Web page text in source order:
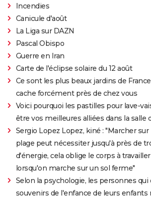
Incendies
Canicule d'août
La Liga sur DAZN
Pascal Obispo
Guerre en Iran
Carte de l'éclipse solaire du 12 août
Ce sont les plus beaux jardins de
cache forcément près de chez vous
Voici pourquoi les pastilles pour lave-
être vos meilleures alliées dans la salle
Sergio Lopez Lopez, kiné : "Marcher sur
plage peut nécessiter jusqu'à près de
d'énergie, cela oblige le corps à
lorsqu'on marche sur un sol ferme"
Selon la psychologie, les personnes
souvenirs de l'enfance de leurs enfants